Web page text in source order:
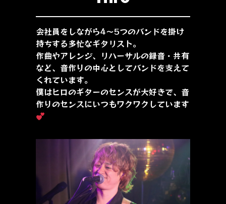
会社員をしながら4〜5つのバンドを掛け
持ちする多忙なギタリスト。
作曲やアレンジ、リハーサルの録音・共有
など、音作りの中心としてバンドを支えて
くれています。
僕はヒロのギターのセンスが大好きで、音
作りのセンスにいつもワクワクしています